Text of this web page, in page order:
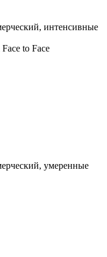
интенсивные
to Face
умеренные